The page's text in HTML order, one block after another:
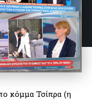
κόμμα Τσίπρα (η